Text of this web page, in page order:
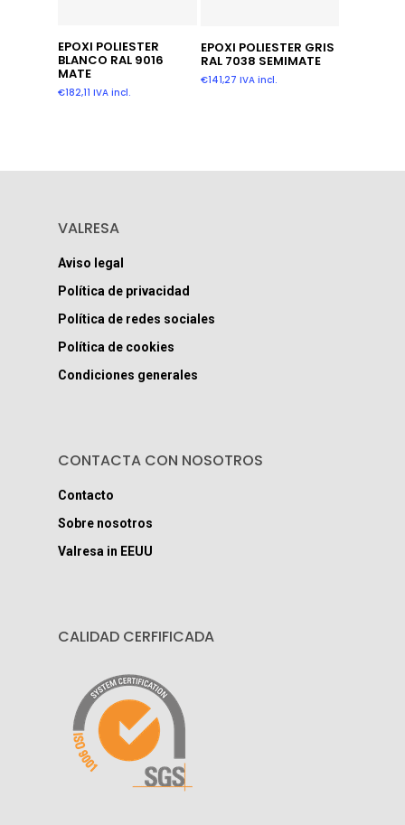
Añadir Al Carrito
EPOXI POLIESTER
BLANCO RAL 9016
MATE
€182,11 IVA incl.
Leer Más
EPOXI POLIESTER GRIS
RAL 7038 SEMIMATE
€141,27 IVA incl.
VALRESA
Aviso legal
Política de privacidad
Política de redes sociales
Política de cookies
Condiciones generales
CONTACTA CON NOSOTROS
Contacto
Sobre nosotros
Valresa in EEUU
CALIDAD CERFIFICADA